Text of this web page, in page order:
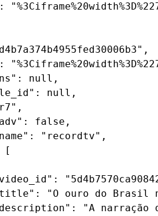
null,
null,
false,
"recordtv",
[
"O ouro do Brasil
"A narração